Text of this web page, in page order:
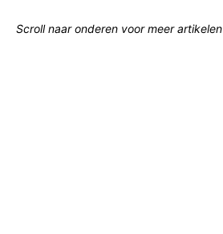
Scroll naar onderen voor meer artikelen